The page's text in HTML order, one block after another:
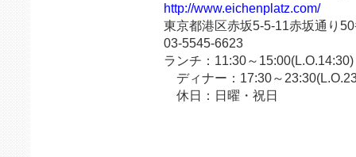
http://www.eichenplatz.com/
東京都港区赤坂5-5-11赤坂通り
03-5545-6623
ランチ：11:30～15:00(L.O.14:30)
ディナー：17:30～
休日：日曜・祝日